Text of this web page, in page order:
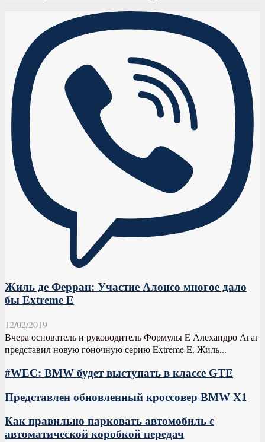
Жиль де Ферран: Участие Алонсо многое дало
бы Extreme E
12/02/2019
Вчера основатель и руководитель Формулы E Алехандро Агаг
представил новую гоночную серию Extreme E. Жиль...
#WEC: BMW будет выступать в классе GTE
Представлен обновленный кроссовер BMW X1
Как правильно парковать автомобиль с
автоматической коробкой передач